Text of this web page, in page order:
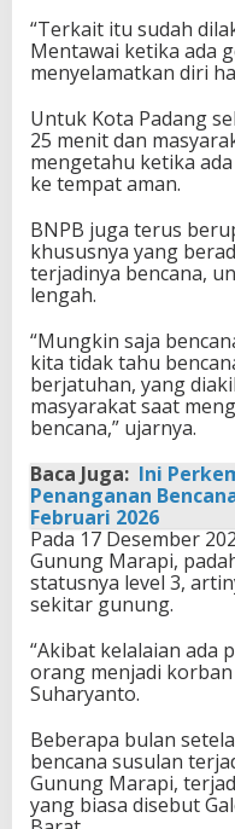
“Terkait itu sudah
Mentawai ketika ada
menyelamatkan diri
Untuk Kota Padang
25 menit dan
mengetahu ketika
ke tempat aman.
BNPB juga terus
khususnya yang
terjadinya bencana,
lengah.
“Mungkin saja
kita tidak tahu
berjatuhan, yang
masyarakat saat
bencana,” ujarnya.
Baca Juga: Ini
Penanganan
Februari 2026
Pada 17 Desember
Gunung Marapi,
statusnya level 3,
sekitar gunung.
“Akibat kelalaian ada
orang menjadi
Suharyanto.
Beberapa bulan
bencana susulan
Gunung Marapi,
yang biasa disebut